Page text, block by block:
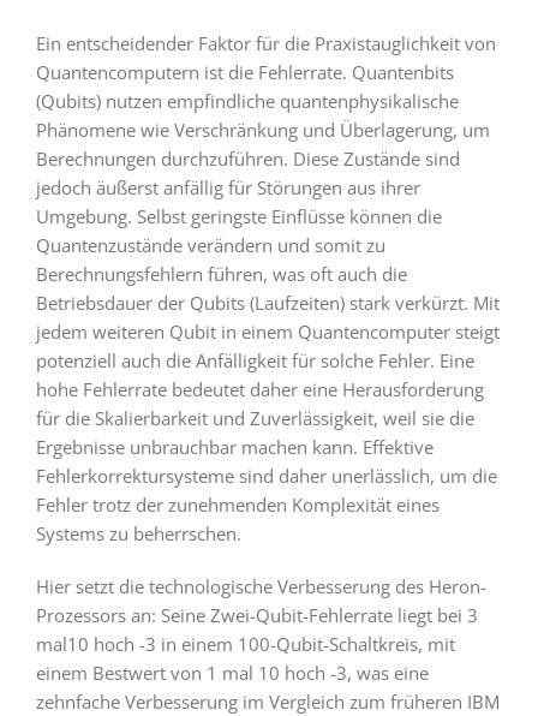
Ein entscheidender Faktor für die Praxistauglichkeit von
Quantencomputern ist die Fehlerrate. Quantenbits
(Qubits) nutzen empfindliche quantenphysikalische
Phänomene wie Verschränkung und Überlagerung, um
Berechnungen durchzuführen. Diese Zustände sind
jedoch äußerst anfällig für Störungen aus ihrer
Umgebung. Selbst geringste Einflüsse können die
Quantenzustände verändern und somit zu
Berechnungsfehlern führen, was oft auch die
Betriebsdauer der Qubits (Laufzeiten) stark verkürzt. Mit
jedem weiteren Qubit in einem Quantencomputer steigt
potenziell auch die Anfälligkeit für solche Fehler. Eine
hohe Fehlerrate bedeutet daher eine Herausforderung
für die Skalierbarkeit und Zuverlässigkeit, weil sie die
Ergebnisse unbrauchbar machen kann. Effektive
Fehlerkorrektursysteme sind daher unerlässlich, um die
Fehler trotz der zunehmenden Komplexität eines
Systems zu beherrschen.
Hier setzt die technologische Verbesserung des Heron-
Prozessors an: Seine Zwei-Qubit-Fehlerrate liegt bei 3
mal10 hoch -3 in einem 100-Qubit-Schaltkreis, mit
einem Bestwert von 1 mal 10 hoch -3, was eine
zehnfache Verbesserung im Vergleich zum früheren IBM